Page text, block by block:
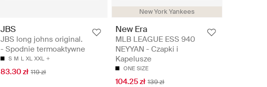
JBS
JBS long johns original.
- Spodnie termoaktywne
S M L XL XXL
83.30 zł 119 zł
New York Yankees
New Era
MLB LEAGUE ESS 940
NEYYAN - Czapki i
Kapelusze
ONE SIZE
104.25 zł 139 zł